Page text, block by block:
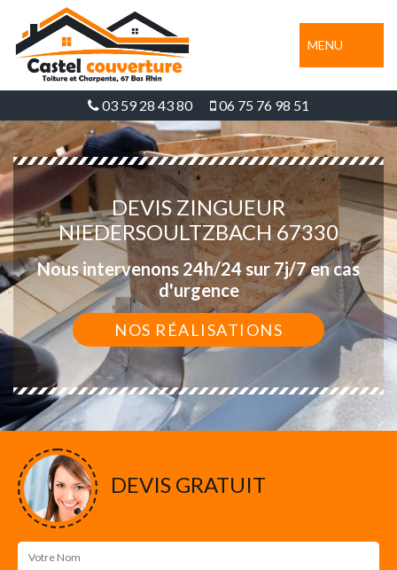
MENU
03 59 28 43 80 06 75 76 98 51
DEVIS ZINGUEUR
NIEDERSOULTZBACH 67330
Nous intervenons 24h/24 sur 7j/7 en cas
d'urgence
NOS RÉALISATIONS
DEVIS GRATUIT